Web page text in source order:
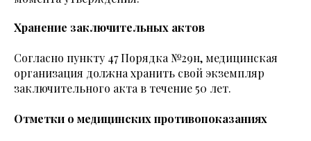
Хранение заключительных актов
Согласно пункту 47 Порядка №29н, медицинская
организация должна хранить свой экземпляр
заключительного акта в течение 50 лет.
Отметки о медицинских противопоказаниях